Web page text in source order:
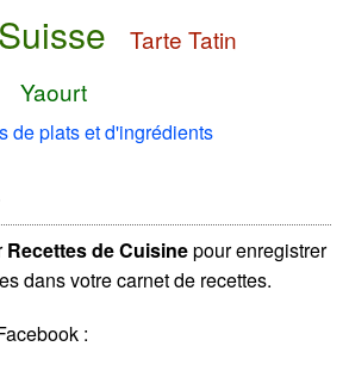
Suisse
Tarte Tatin
Yaourt
de plats et d'ingrédients
Recettes de Cuisinepour enregistrer
dans votre carnet de recettes.
: